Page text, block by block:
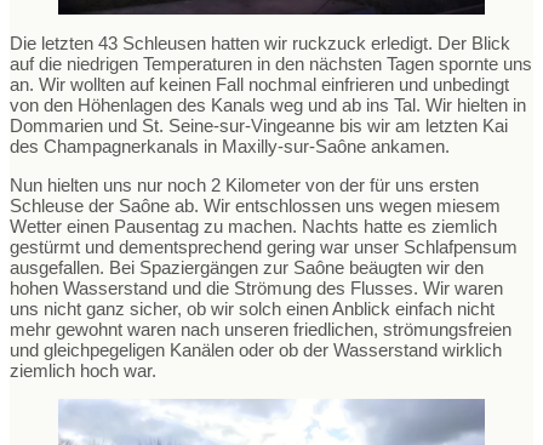
Die letzten 43 Schleusen hatten wir ruckzuck erledigt. Der Blick
auf die niedrigen Temperaturen in den nächsten Tagen spornte uns
an. Wir wollten auf keinen Fall nochmal einfrieren und unbedingt
von den Höhenlagen des Kanals weg und ab ins Tal. Wir hielten in
Dommarien und St. Seine-sur-Vingeanne bis wir am letzten Kai
des Champagnerkanals in Maxilly-sur-Saône ankamen.
Nun hielten uns nur noch 2 Kilometer von der für uns ersten
Schleuse der Saône ab. Wir entschlossen uns wegen miesem
Wetter einen Pausentag zu machen. Nachts hatte es ziemlich
gestürmt und dementsprechend gering war unser Schlafpensum
ausgefallen. Bei Spaziergängen zur Saône beäugten wir den
hohen Wasserstand und die Strömung des Flusses. Wir waren
uns nicht ganz sicher, ob wir solch einen Anblick einfach nicht
mehr gewohnt waren nach unseren friedlichen, strömungsfreien
und gleichpegeligen Kanälen oder ob der Wasserstand wirklich
ziemlich hoch war.